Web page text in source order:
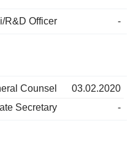
R&D Officer -
Counsel
03.02.2020
Secretary
-